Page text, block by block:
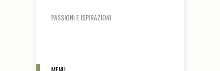
PASSIONI E ISPIRAZIONI